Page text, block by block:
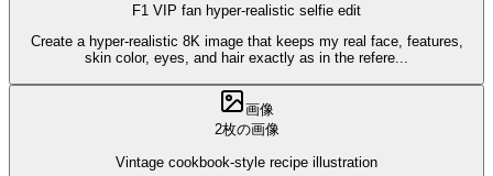
F1 VIP fan hyper-realistic selfie edit
Create a hyper-realistic 8K image that keeps my real face, features,
skin color, eyes, and hair exactly as in the refere...
画像
2枚の画像
Vintage cookbook-style recipe illustration